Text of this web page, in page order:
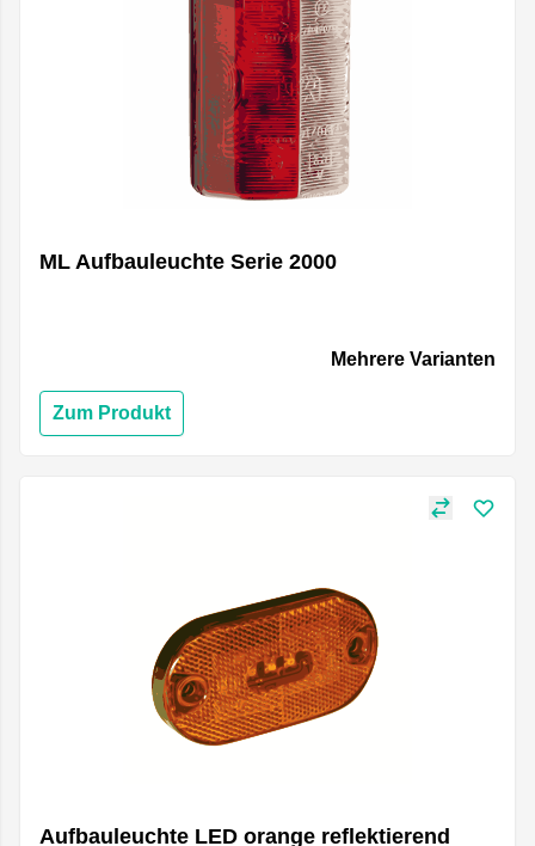
ML Aufbauleuchte Serie 2000
Mehrere Varianten
Zum Produkt
Aufbauleuchte LED orange reflektierend